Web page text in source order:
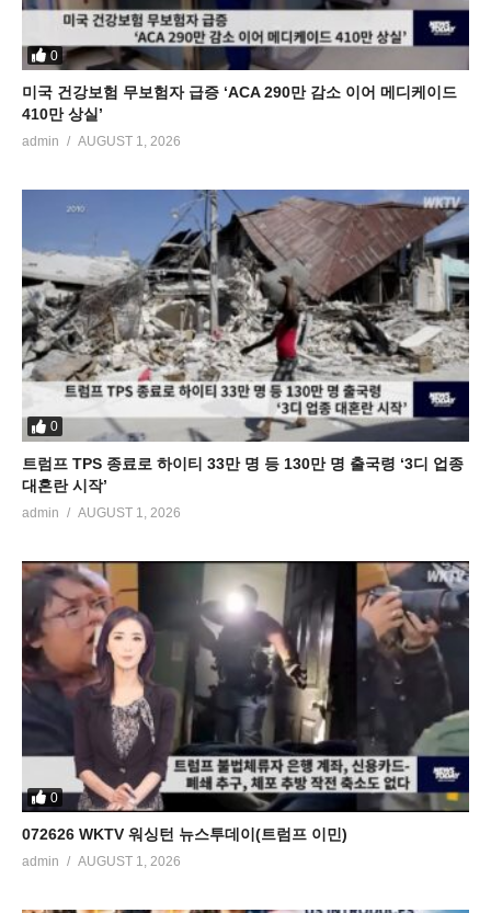
0
미국 건강보험 무보험자 급증 ‘ACA 290만 감소 이어 메디케이드
410만 상실’
admin AUGUST 1, 2026
0
트럼프 TPS 종료로 하이티 33만 명 등 130만 명 출국령 ‘3디 업종
대혼란 시작’
admin AUGUST 1, 2026
0
072626 WKTV 워싱턴 뉴스투데이(트럼프 이민)
admin AUGUST 1, 2026